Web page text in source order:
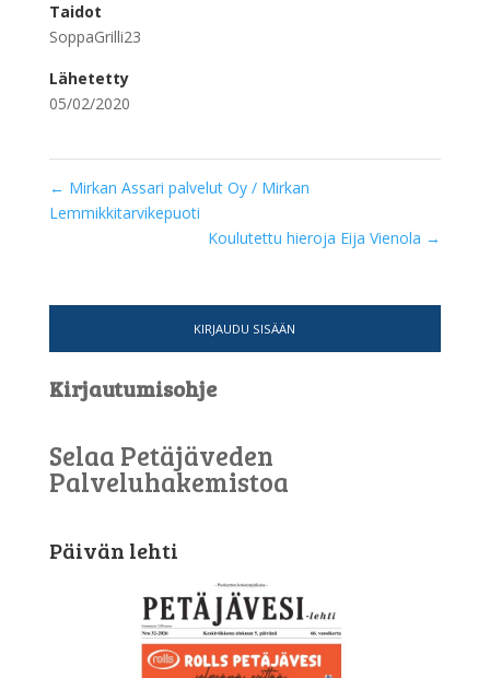
Taidot
SoppaGrilli23
Lähetetty
05/02/2020
← Mirkan Assari palvelut Oy / Mirkan
Lemmikkitarvikepuoti
Koulutettu hieroja Eija Vienola →
KIRJAUDU SISÄÄN
Kirjautumisohje
Selaa Petäjäveden
Palveluhakemistoa
Päivän lehti